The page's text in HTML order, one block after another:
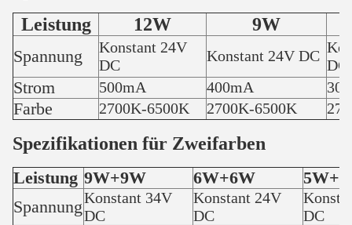
Leistung
12W 9W
Spannung
Konstant 24V
DC
Konstant 24V DC
DC
Strom 500mA 400mA
Farbe 2700K-6500K 2700K-6500K
Spezifikationen für Zweifarben
Leistung 9W+9W 6W+6W
SpannungKonstant 34V
DC
Konstant 24V
DC
DC